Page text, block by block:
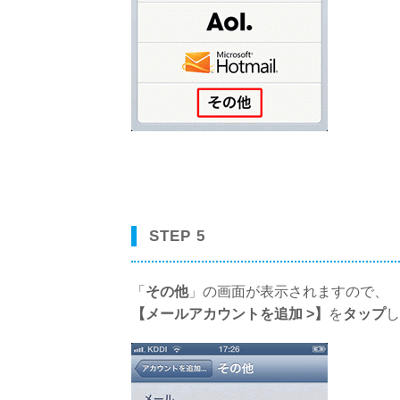
STEP 5
「 その他」の画面が表示されますので、
【メールアカウントを追加 >】
を タップ